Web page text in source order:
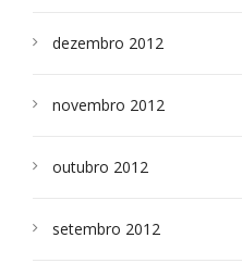
dezembro 2012
novembro 2012
outubro 2012
setembro 2012